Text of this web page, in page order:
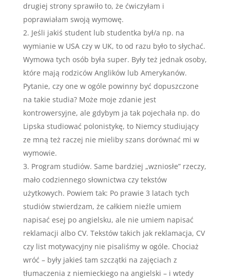
drugiej strony sprawiło to, że ćwiczyłam i
poprawiałam swoją wymowę.
Jeśli jakiś student lub studentka był/a np. na
wymianie w USA czy w UK, to od razu było to słychać.
Wymowa tych osób była super. Były też jednak osoby,
które mają rodziców Anglików lub Amerykanów.
Pytanie, czy one w ogóle powinny być dopuszczone
na takie studia? Może moje zdanie jest
kontrowersyjne, ale gdybym ja tak pojechała np. do
Lipska studiować polonistykę, to Niemcy studiujący
ze mną też raczej nie mieliby szans dorównać mi w
wymowie.
Program studiów. Same bardziej „wzniosłe” rzeczy,
mało codziennego słownictwa czy tekstów
użytkowych. Powiem tak: Po prawie 3 latach tych
studiów stwierdzam, że całkiem nieźle umiem
napisać esej po angielsku, ale nie umiem napisać
reklamacji albo CV. Tekstów takich jak reklamacja, CV
czy list motywacyjny nie pisaliśmy w ogóle. Chociaż
wróć – były jakieś tam szczątki na zajęciach z
tłumaczenia z niemieckiego na angielski – i wtedy